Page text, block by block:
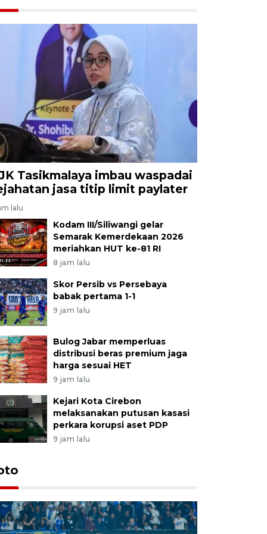
Tasikmalaya imbau waspadai
jasa titip limit paylater
lalu
Kodam III/Siliwangi gelar
Semarak Kemerdekaan 2026
meriahkan HUT ke-81 RI
8 jam lalu
Skor Persib vs Persebaya
babak pertama 1-1
9 jam lalu
Bulog Jabar memperluas
distribusi beras premium jaga
harga sesuai HET
9 jam lalu
Kejari Kota Cirebon
melaksanakan putusan kasasi
perkara korupsi aset PDP
9 jam lalu